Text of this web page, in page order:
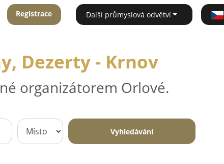
Registrace Další průmyslová odvětví
Dezerty - Krnov
organizátorem Orlové.
Vyhledávání